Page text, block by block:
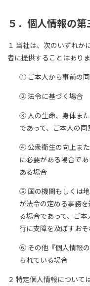
５． 個人情報の
１ 当社は、次のいずれか
者に提供することはありま
① ご本人から事前の
② 法令に基づく場合
③ 人の生命、身体ま
であって、ご本人の
④ 公衆衛生の向上ま
に必要がある場合で
ある場合
⑤ 国の機関もしくは
が法令の定める事務
る場合であって、ご
行に支障を及ぼすお
⑥ その他『個人情報
られている場合
２ 特定個人情報について